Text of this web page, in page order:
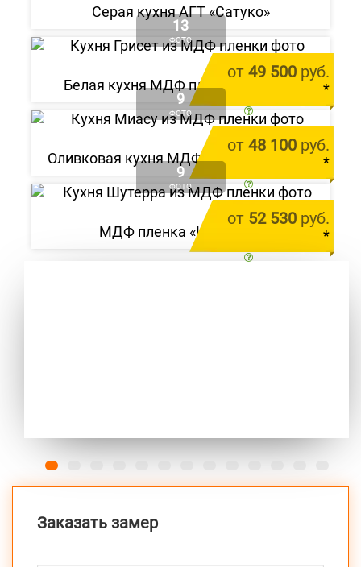
Серая кухня АГТ «Сатуко»
13
ФОТО
от 49 500 руб.
*
цена за 1 м.п.
Белая кухня МДФ пленка «Грисет»
9
ФОТО
от 48 100 руб.
*
цена за 1 м.п.
Оливковая кухня МДФ пленка «Миасу»
9
ФОТО
от 52 530 руб.
*
МДФ пленка «Шутерра»
Alvic Zenit Verde Salvia
от 212 000 руб.
Заказать замер